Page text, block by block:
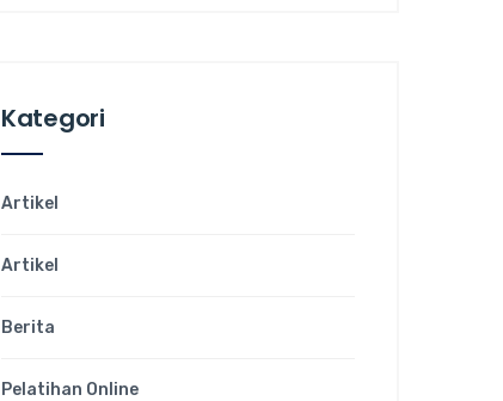
Kategori
Artikel
Artikel
Berita
Pelatihan Online